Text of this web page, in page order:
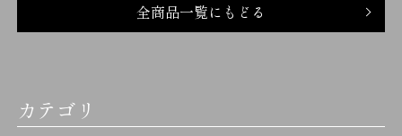
全商品一覧にもどる
カテゴリ